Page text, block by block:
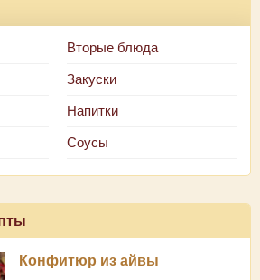
Вторые блюда
Закуски
Напитки
Соусы
Конфитюр из айвы